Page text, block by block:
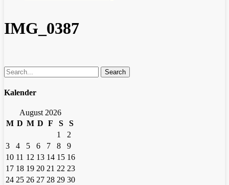
IMG_0387
Search
Kalender
August 2026
M D M D F S
S
1
2
3
4 5 6 7 8
9
10 11 12 13 14 15 16
17 18 19 20 21 22 23
24 25 26 27 28 29 30